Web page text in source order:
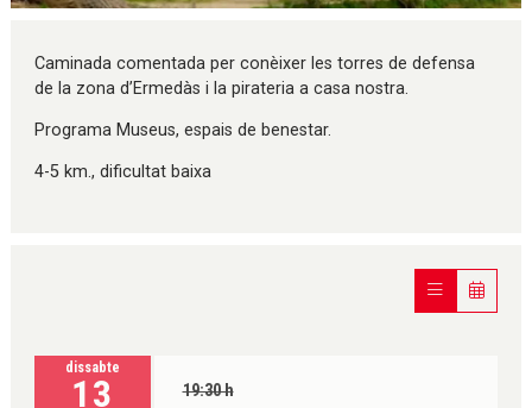
Caminada comentada per conèixer les torres de defensa
de la zona d’Ermedàs i la pirateria a casa nostra.
Programa Museus, espais de benestar.
4-5 km., dificultat baixa
dissabte
13
19:30 h